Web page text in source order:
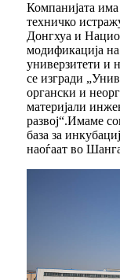
Компанијата има
техничко
Донгхуа и
модификација
универзитети и
се ​​изгради
органски и
материјали
развој“.Имаме
база за
наоѓаат во